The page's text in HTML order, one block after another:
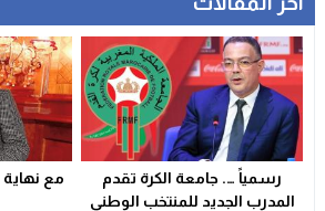
12:53
21:06 فيضانات قوية بإقليم آسفي عقب
17:18 دراجات التوصيل بوجدة… خدمة
13:11 وجدة…وفاة ضابط أمن في حادث
23:29 تعزية
رسمياً …. جامعة الكرة تقدم
المدرب الجديد للمنتخب الوطني
مع نهاية